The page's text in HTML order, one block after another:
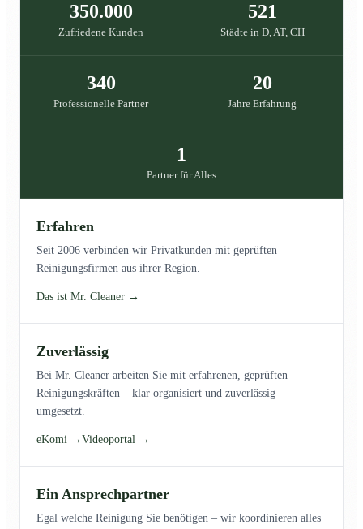
350.000
Zufriedene Kunden
521
Städte in D, AT, CH
340
Professionelle Partner
20
Jahre Erfahrung
1
Partner für Alles
Erfahren
Seit 2006 verbinden wir Privatkunden mit geprüften
Reinigungsfirmen aus ihrer Region.
Das ist Mr. Cleaner →
Zuverlässig
Bei Mr. Cleaner arbeiten Sie mit erfahrenen, geprüften
Reinigungskräften – klar organisiert und zuverlässig
umgesetzt.
eKomi → Videoportal →
Ein Ansprechpartner
Egal welche Reinigung Sie benötigen – wir koordinieren alles